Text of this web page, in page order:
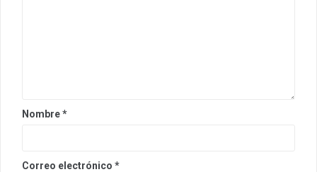
Nombre*
Correo electrónico *